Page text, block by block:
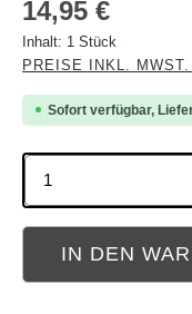
14,95 €
Inhalt: 1 Stück
PREISE INKL.
Sofort verfügbar,
Produkt Anzahl:
IN DEN